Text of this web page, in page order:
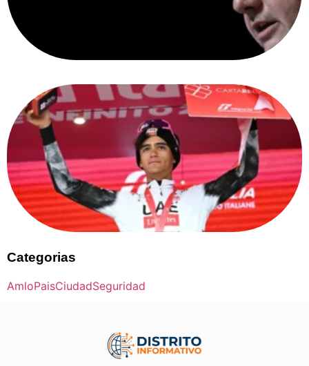
Categorias
AmloPaisCiudadSeguridad